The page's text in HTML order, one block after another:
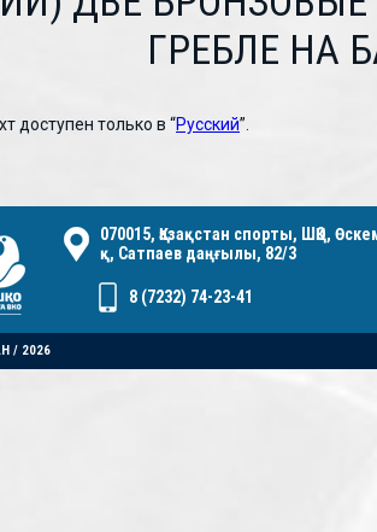
ГРЕБЛЕ НА
доступен только в “Русский”.
070015, Қазақстан спорты, ШҚО,
қ, Сатпаев даңғылы, 82/3
8 (7232) 74-23-41
/ 2026